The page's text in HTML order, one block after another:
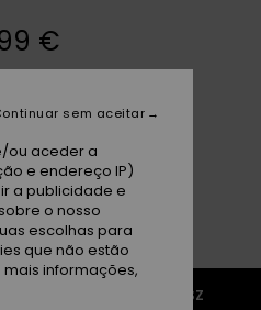
€
Egg
1SZ
ou aceder a
e endereço IP)
a publicidade e
o nosso
escolhas para
que não estão
informações,
sem aceitar